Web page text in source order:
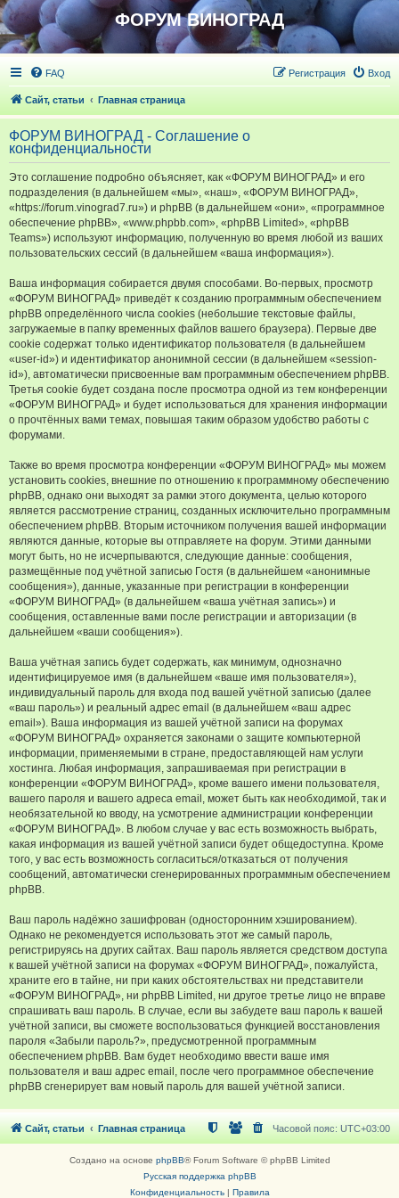
ФОРУМ ВИНОГРАД
FAQ Вход
Регистрация
Сайт, статьи Главная страница
ФОРУМ ВИНОГРАД - Соглашение о
конфиденциальности
Это соглашение подробно объясняет, как «ФОРУМ ВИНОГРАД» и его
подразделения (в дальнейшем «мы», «наш», «ФОРУМ ВИНОГРАД»,
«https://forum.vinograd7.ru») и phpBB (в дальнейшем «они», «программное
обеспечение phpBB», «www.phpbb.com», «phpBB Limited», «phpBB
Teams») используют информацию, полученную во время любой из ваших
пользовательских сессий (в дальнейшем «ваша информация»).
Ваша информация собирается двумя способами. Во-первых, просмотр
«ФОРУМ ВИНОГРАД» приведёт к созданию программным обеспечением
phpBB определённого числа cookies (небольшие текстовые файлы,
загружаемые в папку временных файлов вашего браузера). Первые две
cookie содержат только идентификатор пользователя (в дальнейшем
«user-id») и идентификатор анонимной сессии (в дальнейшем «session-
id»), автоматически присвоенные вам программным обеспечением phpBB.
Третья cookie будет создана после просмотра одной из тем конференции
«ФОРУМ ВИНОГРАД» и будет использоваться для хранения информации
о прочтённых вами темах, повышая таким образом удобство работы с
форумами.
Также во время просмотра конференции «ФОРУМ ВИНОГРАД» мы можем
установить cookies, внешние по отношению к программному обеспечению
phpBB, однако они выходят за рамки этого документа, целью которого
является рассмотрение страниц, созданных исключительно программным
обеспечением phpBB. Вторым источником получения вашей информации
являются данные, которые вы отправляете на форум. Этими данными
могут быть, но не исчерпываются, следующие данные: сообщения,
размещённые под учётной записью Гостя (в дальнейшем «анонимные
сообщения»), данные, указанные при регистрации в конференции
«ФОРУМ ВИНОГРАД» (в дальнейшем «ваша учётная запись») и
сообщения, оставленные вами после регистрации и авторизации (в
дальнейшем «ваши сообщения»).
Ваша учётная запись будет содержать, как минимум, однозначно
идентифицируемое имя (в дальнейшем «ваше имя пользователя»),
индивидуальный пароль для входа под вашей учётной записью (далее
«ваш пароль») и реальный адрес email (в дальнейшем «ваш адрес
email»). Ваша информация из вашей учётной записи на форумах
«ФОРУМ ВИНОГРАД» охраняется законами о защите компьютерной
информации, применяемыми в стране, предоставляющей нам услуги
хостинга. Любая информация, запрашиваемая при регистрации в
конференции «ФОРУМ ВИНОГРАД», кроме вашего имени пользователя,
вашего пароля и вашего адреса email, может быть как необходимой, так и
необязательной ко вводу, на усмотрение администрации конференции
«ФОРУМ ВИНОГРАД». В любом случае у вас есть возможность выбрать,
какая информация из вашей учётной записи будет общедоступна. Кроме
того, у вас есть возможность согласиться/отказаться от получения
сообщений, автоматически сгенерированных программным обеспечением
phpBB.
Ваш пароль надёжно зашифрован (односторонним хэшированием).
Однако не рекомендуется использовать этот же самый пароль,
регистрируясь на других сайтах. Ваш пароль является средством доступа
к вашей учётной записи на форумах «ФОРУМ ВИНОГРАД», пожалуйста,
храните его в тайне, ни при каких обстоятельствах ни представители
«ФОРУМ ВИНОГРАД», ни phpBB Limited, ни другое третье лицо не вправе
спрашивать ваш пароль. В случае, если вы забудете ваш пароль к вашей
учётной записи, вы сможете воспользоваться функцией восстановления
пароля «Забыли пароль?», предусмотренной программным
обеспечением phpBB. Вам будет необходимо ввести ваше имя
пользователя и ваш адрес email, после чего программное обеспечение
phpBB сгенерирует вам новый пароль для вашей учётной записи.
Сайт, статьи Главная страница Часовой пояс: UTC+03:00
Создано на основе phpBB® Forum Software © phpBB Limited
Русская поддержка phpBB
Конфиденциальность| Правила